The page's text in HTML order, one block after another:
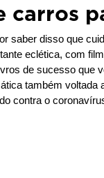
disso que
eclética, com
de sucesso
também voltada
contra o